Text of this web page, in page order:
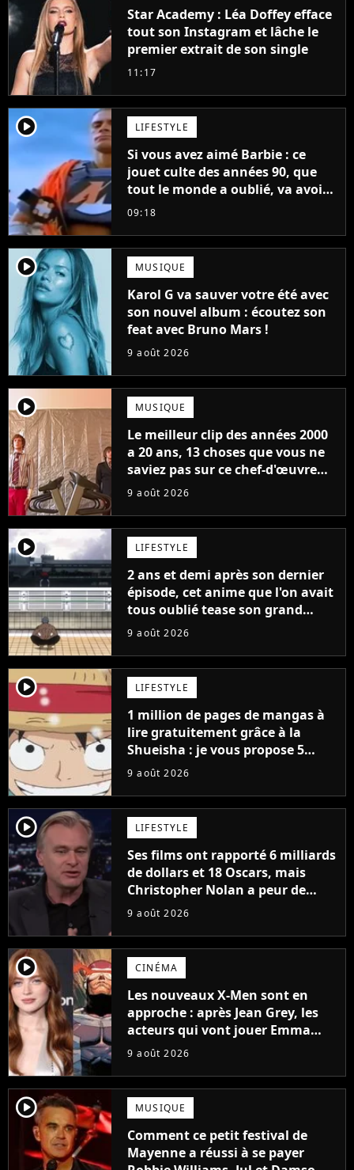
Star Academy : Léa Doffey efface
tout son Instagram et lâche le
premier extrait de son single
11:17
player2 LIFESTYLE
Si vous avez aimé Barbie : ce
jouet culte des années 90, que
tout le monde a oublié, va avoir
un film
09:18
player2 MUSIQUE
Karol G va sauver votre été avec
son nouvel album : écoutez son
feat avec Bruno Mars !
9 août 2026
player2 MUSIQUE
Le meilleur clip des années 2000
a 20 ans, 13 choses que vous ne
saviez pas sur ce chef-d'œuvre
qui a révolutionné YouTube
9 août 2026
player2 LIFESTYLE
2 ans et demi après son dernier
épisode, cet anime que l'on avait
tous oublié tease son grand
retour
9 août 2026
player2 LIFESTYLE
1 million de pages de mangas à
lire gratuitement grâce à la
Shueisha : je vous propose 5
mangas jamais sortis en France
9 août 2026
player2 LIFESTYLE
Ses films ont rapporté 6 milliards
de dollars et 18 Oscars, mais
Christopher Nolan a peur de
tourner un genre de films très
9 août 2026
player2 CINÉMA
Les nouveaux X-Men sont en
approche : après Jean Grey, les
acteurs qui vont jouer Emma
Frost et Cyclope trouvés !
9 août 2026
player2 MUSIQUE
Comment ce petit festival de
Mayenne a réussi à se payer